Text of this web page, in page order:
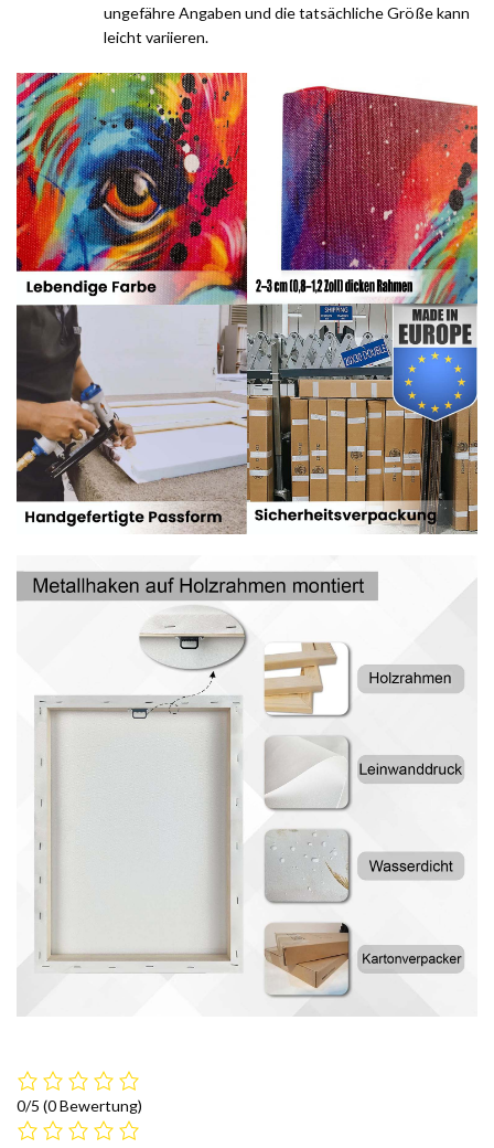
ungefähre Angaben und die tatsächliche Größe kann
leicht variieren.
0/5 (0 Bewertung)